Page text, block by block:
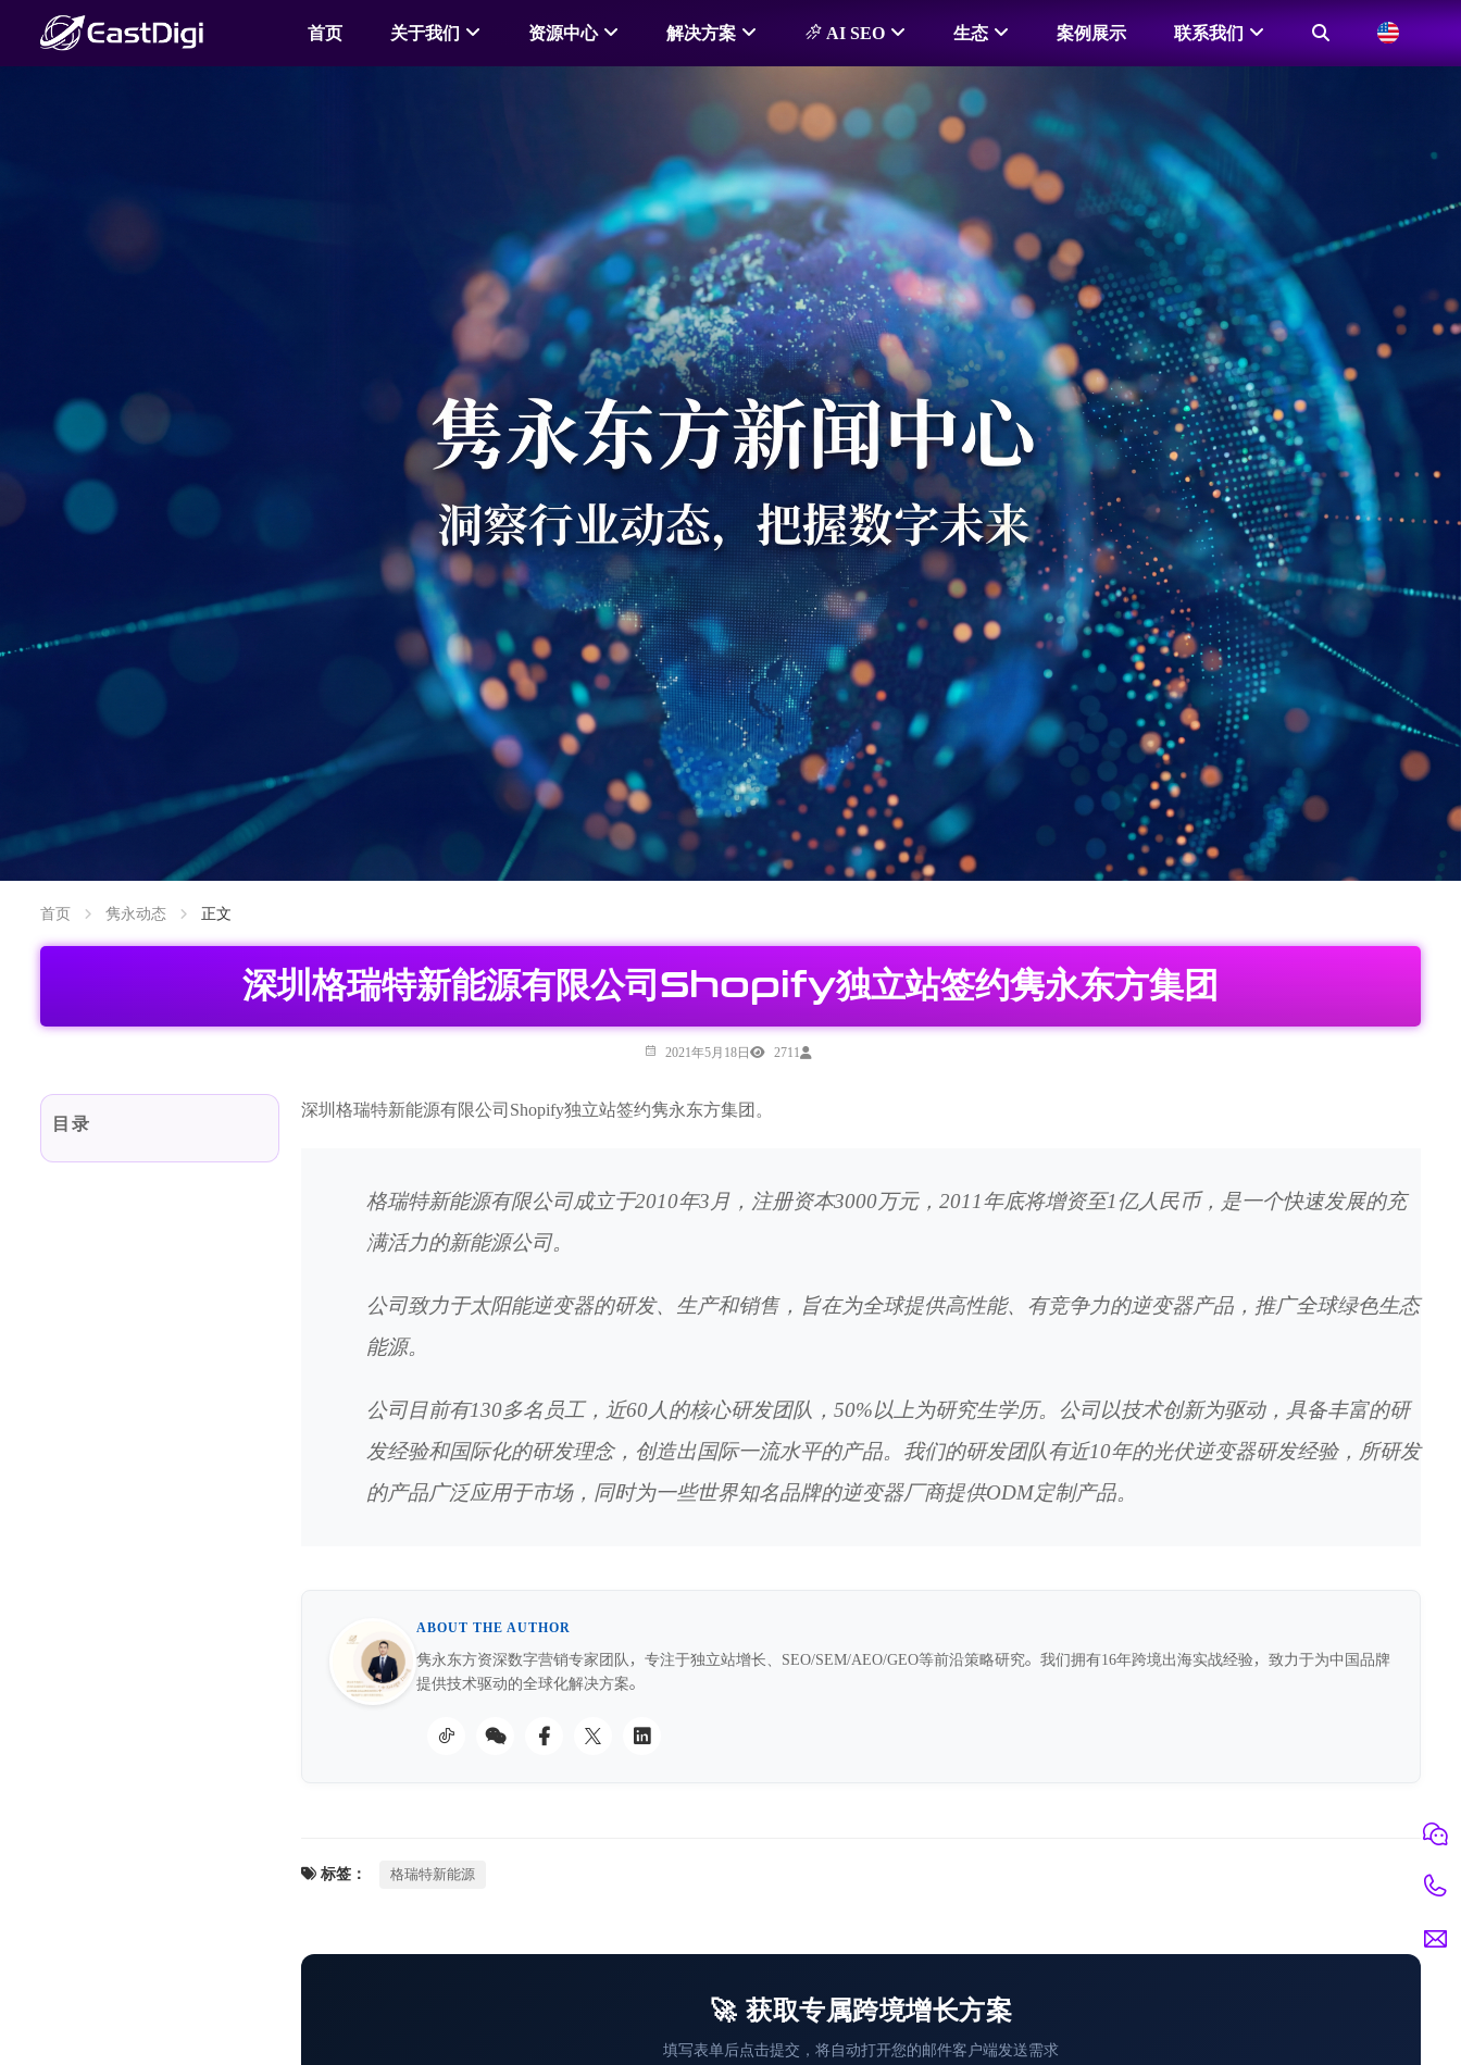
首页 关于我们 资源中心 解决方案 AI SEO 生态 案例展示 联系我们
首页 隽永动态 正文
深圳格瑞特新能源有限公司Shopify独立站签约隽永东方集团
2021年5月18日 2711
目录
深圳格瑞特新能源有限公司Shopify独立站签约隽永东方集团。
格瑞特新能源有限公司成立于2010年3月，注册资本3000万元，2011年底将增资至1亿人民币，是一个快速发展的充
满活力的新能源公司。
公司致力于太阳能逆变器的研发、生产和销售，旨在为全球提供高性能、有竞争力的逆变器产品，推广全球绿色生态
能源。
公司目前有130多名员工，近60人的核心研发团队，50%以上为研究生学历。公司以技术创新为驱动，具备丰富的研
发经验和国际化的研发理念，创造出国际一流水平的产品。我们的研发团队有近10年的光伏逆变器研发经验，所研发
的产品广泛应用于市场，同时为一些世界知名品牌的逆变器厂商提供ODM定制产品。
ABOUT THE AUTHOR
隽永东方资深数字营销专家团队，专注于独立站增长、SEO/SEM/AEO/GEO等前沿策略研究。我们拥有16年跨境出海实战经验，致力于为中国品牌
提供技术驱动的全球化解决方案。
标签： 格瑞特新能源
🚀 获取专属跨境增长方案
填写表单后点击提交，将自动打开您的邮件客户端发送需求